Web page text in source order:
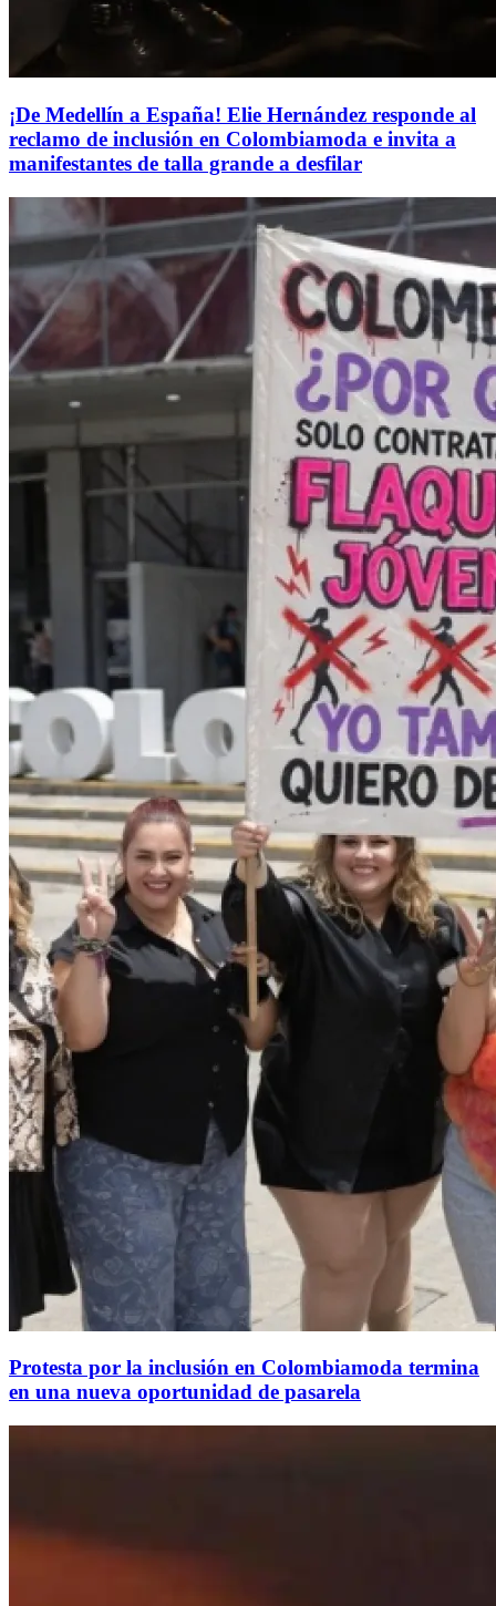
¡De Medellín a España! Elie Hernández responde al
reclamo de inclusión en Colombiamoda e invita a
manifestantes de talla grande a desfilar
Protesta por la inclusión en Colombiamoda termina
en una nueva oportunidad de pasarela